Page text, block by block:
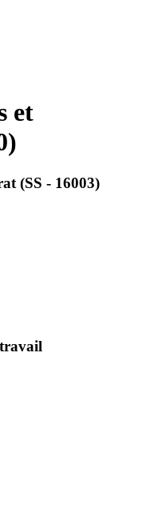
et
)
(SS - 16003)